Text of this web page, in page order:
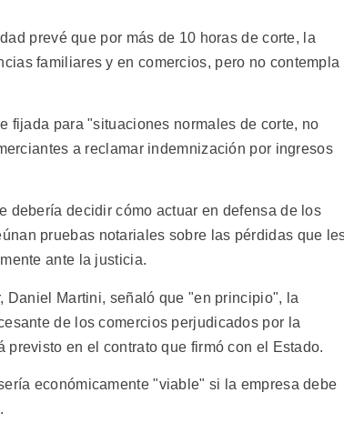
prevé que por más de 10 horas de corte, la
familiares y en comercios, pero no contempla
fijada para "situaciones normales de corte, no
a reclamar indemnización por ingresos
debería decidir cómo actuar en defensa de los
pruebas notariales sobre las pérdidas que
ante la justicia.
Daniel Martini, señaló que "en principio", la
de los comercios perjudicados por la
en el contrato que firmó con el Estado.
económicamente "viable" si la empresa debe